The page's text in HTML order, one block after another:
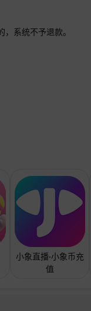
系统不予退款。
小象直播·小象币充
值